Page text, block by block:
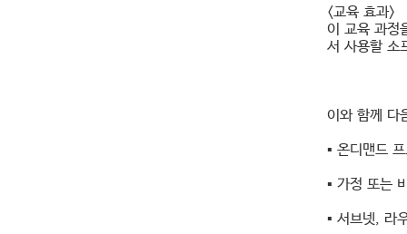
<교육 효과>
이 교육 과정
서 사용할 소
이와 함께 다
▪ 온디맨드
▪ 가정 또는
▪ 서브넷, 라